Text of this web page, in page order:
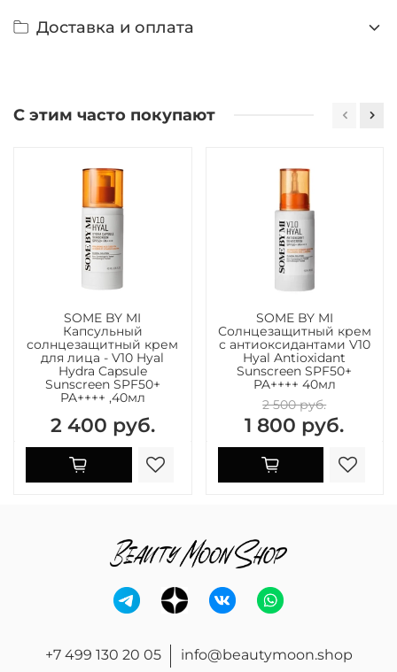
Доставка и оплата
С этим часто покупают
SOME BY MI
Капсульный
солнцезащитный крем
для лица - V10 Hyal
Hydra Capsule
Sunscreen SPF50+
PA++++ ,40мл
2 400 руб.
SOME BY MI
Солнцезащитный крем
с антиоксидантами V10
Hyal Antioxidant
Sunscreen SPF50+
PA++++ 40мл
2 500 руб.
1 800 руб.
+7 499 130 20 05 info@beautymoon.shop